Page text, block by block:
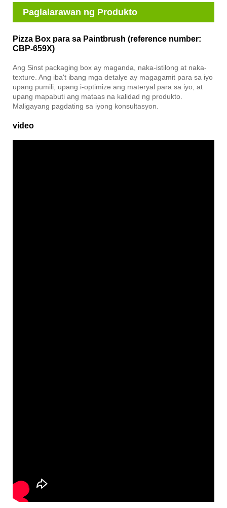
Paglalarawan ng Produkto
Pizza Box para sa Paintbrush (reference number:
CBP-659X)
Ang Sinst packaging box ay maganda, naka-istilong at naka-
texture. Ang iba't ibang mga detalye ay magagamit para sa iyo
upang pumili, upang i-optimize ang materyal para sa iyo, at
upang mapabuti ang mataas na kalidad ng produkto.
Maligayang pagdating sa iyong konsultasyon.
video